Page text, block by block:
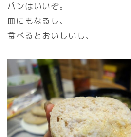
パンはいいぞ。
皿にもなるし、
食べるとおいしいし、